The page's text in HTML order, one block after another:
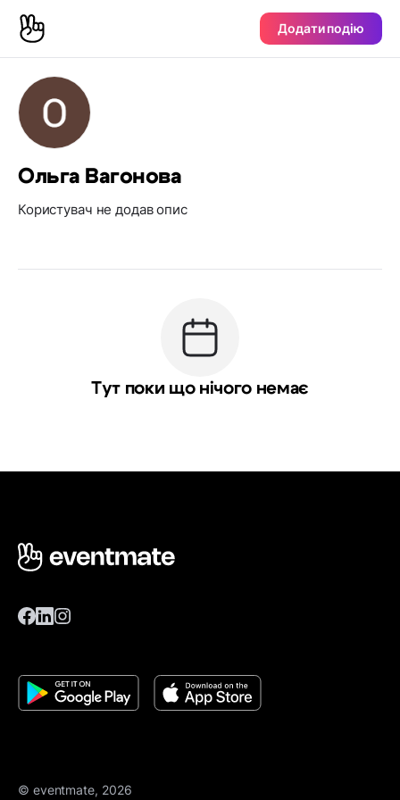
Додати подію
Ольга Вагонова
Користувач не додав опис
Тут поки що нічого немає
© eventmate, 2026